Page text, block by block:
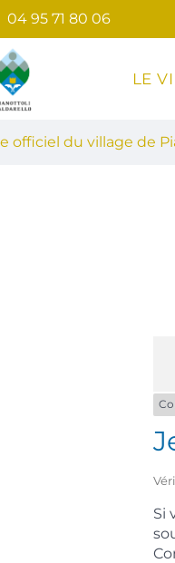
04 95 71 80 06
Site officiel du
LE
officiel du village de
Si